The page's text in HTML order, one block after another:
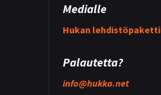
Medialle
Hukan lehdistöpaketti
Palautetta?
info@hukka.net